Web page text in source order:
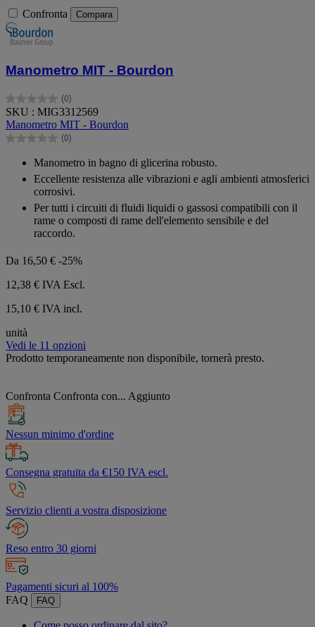
Confronta Compara
Manometro MIT - Bourdon
(0)
0.0
su
5
stelle.
SKU : MIG3312569
Manometro MIT - Bourdon
(0)
0.0
stelle.
Manometro in bagno di glicerina robusto.
Eccellente resistenza alle vibrazioni e agli ambienti atmosferici
corrosivi.
Per tutti i circuiti di fluidi liquidi o gassosi compatibili con il
rame o composti di rame dell'elemento sensibile e del
raccordo.
Da 16,50 € -25%
12,38 € IVA Escl.
15,10 € IVA incl.
unità
Vedi le 11 opzioni
Prodotto temporaneamente non disponibile, tornerà presto.
Confronta Confronta con... Aggiunto
Nessun minimo d'ordine
Consegna gratuita da €150 IVA escl.
Servizio clienti a vostra disposizione
Reso entro 30 giorni
Pagamenti sicuri al 100%
FAQ
FAQ